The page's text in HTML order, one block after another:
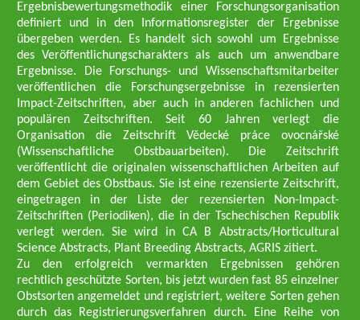
Ergebnisbewertungsmethodik einer Forschungsorganisation
definiert und in den Informationsregister der Ergebnisse
übergeben werden. Es handelt sich sowohl um Ergebnisse
des Veröffentlichungscharakters als auch um anwendbare
Ergebnisse. Die Forschungs- und Wissenschaftsmitarbeiter
veröffentlichen die Forschungsergebnisse in rezensierten
Impact-Zeitschriften, aber auch in anderen fachlichen und
populären Zeitschriften. Seit 60 Jahren verlegt die
Organisation die Zeitschrift Vědecké práce ovocnářské
(Wissenschaftliche Obstbauarbeiten). Die Zeitschrift
veröffentlicht die originalen wissenschaftlichen Arbeiten auf
dem Gebiet des Obstbaus. Sie ist eine rezensierte Zeitschrift,
eingetragen in der Liste der rezensierten Non-Impact-
Zeitschriften (Periodiken), die in der Tschechischen Republik
verlegt werden. Sie wird in CA B Abstracts/Horticultural
Science Abstracts, Plant Breeding Abstracts, AGRIS zitiert.
Zu den erfolgreich vermarkten Ergebnissen gehören
rechtlich geschützte Sorten, bis jetzt wurden fast 85 einzelner
Obstsorten angemeldet und registriert, weitere Sorten gehen
durch das Registrierungsverfahren durch. Eine Reihe von